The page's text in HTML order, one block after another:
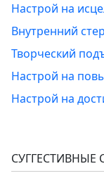
Настрой на
Внутренний
Творческий
Настрой на
Настрой на
СУГГЕСТИВНЫЕ